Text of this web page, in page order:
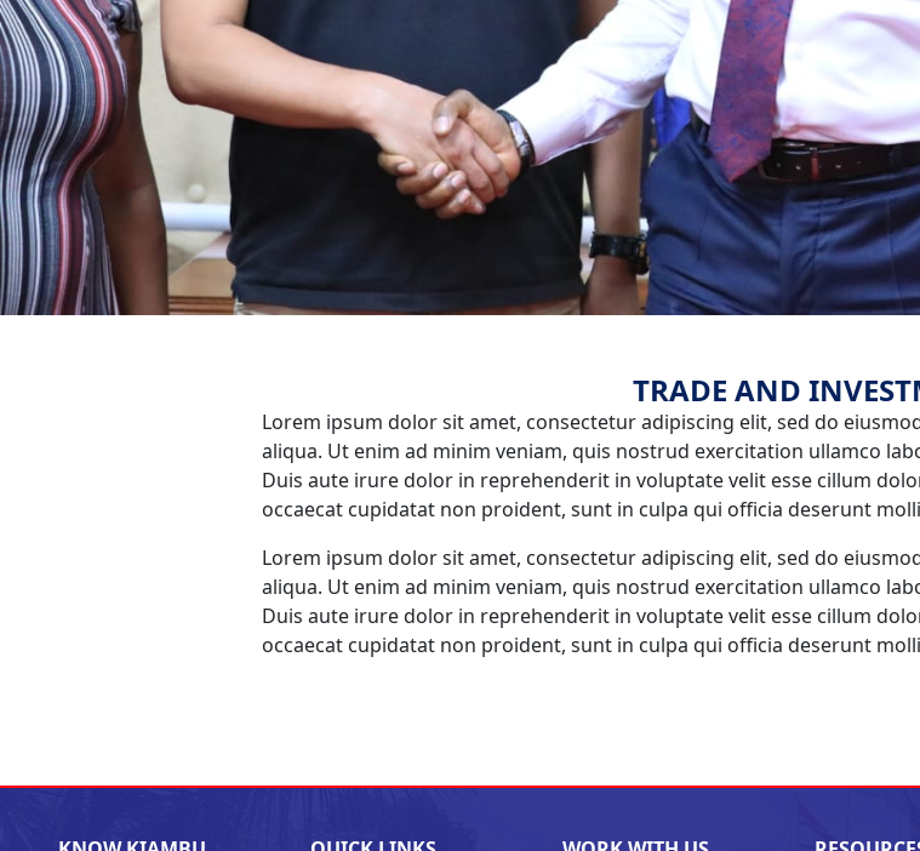
TRADE AND
Lorem ipsum dolor sit amet, consectetur adipiscing elit, sed do
aliqua. Ut enim ad minim veniam, quis nostrud exercitation ullamco
Duis aute irure dolor in reprehenderit in voluptate velit esse cillum
occaecat cupidatat non proident, sunt in culpa qui officia deserunt
Lorem ipsum dolor sit amet, consectetur adipiscing elit, sed do
aliqua. Ut enim ad minim veniam, quis nostrud exercitation ullamco
Duis aute irure dolor in reprehenderit in voluptate velit esse cillum
occaecat cupidatat non proident, sunt in culpa qui officia deserunt